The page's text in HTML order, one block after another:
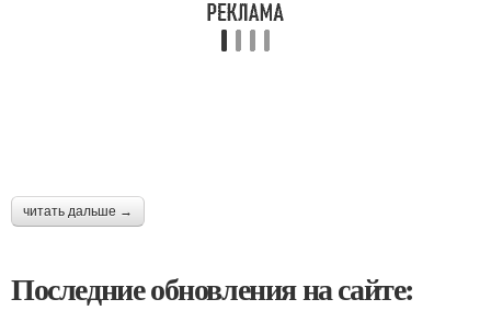
читать дальше →
Последние обновления на сайте: